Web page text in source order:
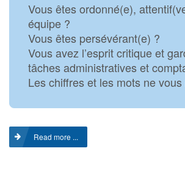
Vous êtes ordonné(e),
équipe ?
Vous êtes persévérant(e) ?
Vous avez l’esprit critique et
tâches administratives et
Les chiffres et les mots ne
Read more ...